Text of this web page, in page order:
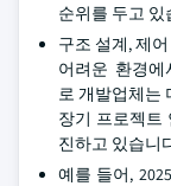
순위를 두고 있
구조 설계, 제
어려운 환경
로 개발업체는
장기 프로젝트
진하고 있습니
예를 들어,